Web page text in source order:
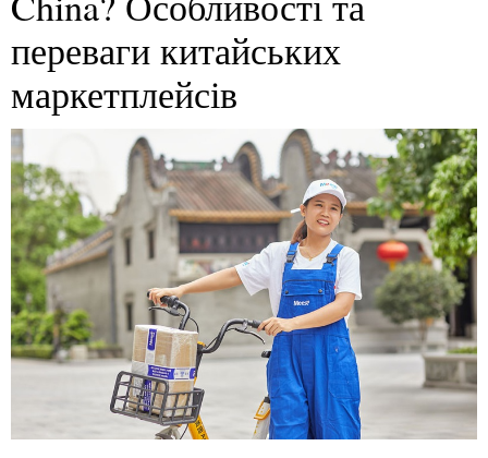
переваги китайських
маркетплейсів